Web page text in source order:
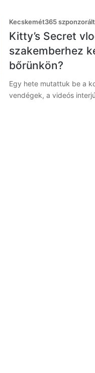
Kecskemét365
Kitty’s Secret
szakemberhez
bőrünkön?
Egy hete mutattuk be a
vendégek, a videós